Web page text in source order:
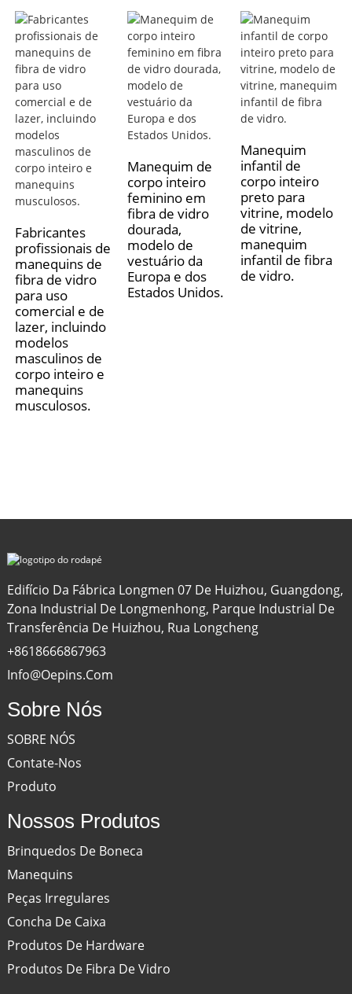
Fabricantes
profissionais de
manequins de
fibra de vidro
para uso
comercial e de
lazer, incluindo
modelos
masculinos de
corpo inteiro e
manequins
musculosos.
Manequim de
corpo inteiro
feminino em
fibra de vidro
dourada,
modelo de
vestuário da
Europa e dos
Estados Unidos.
Manequim
infantil de
corpo inteiro
preto para
vitrine, modelo
de vitrine,
manequim
infantil de fibra
de vidro.
Edifício Da Fábrica Longmen 07 De Huizhou, Guangdong,
Zona Industrial De Longmenhong, Parque Industrial De
Transferência De Huizhou, Rua Longcheng
+8618666867963
Info@oepins.com
Sobre Nós
SOBRE NÓS
Contate-Nos
Produto
Nossos Produtos
Brinquedos De Boneca
Manequins
Peças Irregulares
Concha De Caixa
Produtos De Hardware
Produtos De Fibra De Vidro